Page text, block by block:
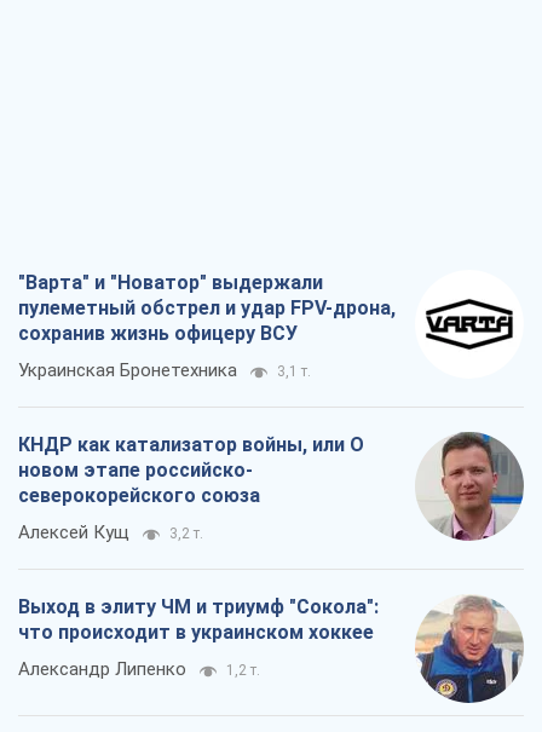
"Варта" и "Новатор" выдержали
пулеметный обстрел и удар FPV-дрона,
сохранив жизнь офицеру ВСУ
Украинская Бронетехника 3,1 т.
КНДР как катализатор войны, или О
новом этапе российско-
северокорейского союза
Алексей Кущ 3,2 т.
Выход в элиту ЧМ и триумф "Сокола":
что происходит в украинском хоккее
Александр Липенко 1,2 т.